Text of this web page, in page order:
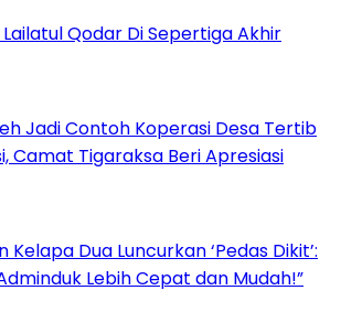
Qodar Di Sepertiga Akhir
Jadi Contoh Koperasi Desa Tertib
Camat Tigaraksa Beri Apresiasi
Kelapa Dua Luncurkan ‘Pedas Dikit’:
Lebih Cepat dan Mudah!”